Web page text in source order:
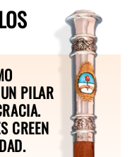
PILAR
CREEN